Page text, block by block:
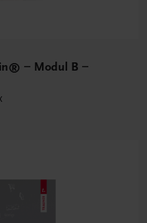
– Modul B –